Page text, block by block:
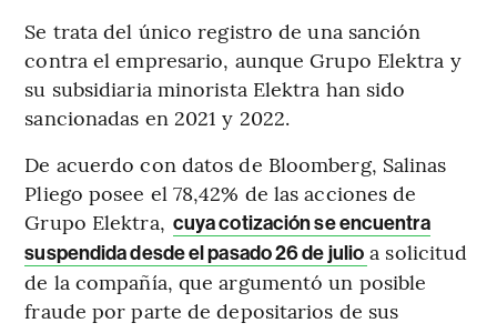
Se trata del único registro de una sanción
contra el empresario, aunque Grupo Elektra y
su subsidiaria minorista Elektra han sido
sancionadas en 2021 y 2022.
De acuerdo con datos de Bloomberg, Salinas
Pliego posee el 78,42% de las acciones de
Grupo Elektra, cuya cotización se encuentra
suspendida desde el pasado 26 de julio a solicitud
de la compañía, que argumentó un posible
fraude por parte de depositarios de sus